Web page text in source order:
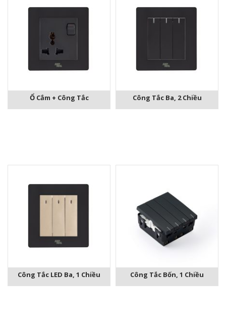
Ổ Cắm + Công Tắc Công Tắc Ba, 2 Chiều
Công Tắc LED Ba, 1 Chiều Công Tắc Bốn, 1 Chiều